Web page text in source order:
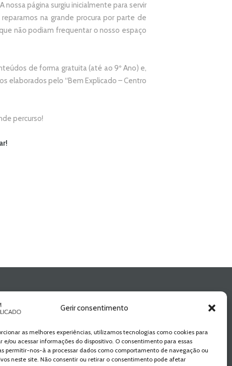
Gerir consentimento
as melhores experiências, utilizamos tecnologias como cookies para
e/ou acessar informações do dispositivo. O consentimento para essas
permitir-nos-à a processar dados como comportamento de navegação ou
neste site. Não consentir ou retirar o consentimento pode afetar
página surgiu inicialmente para servir
na grande procura por parte de
não podiam frequentar o nosso espaço
de forma gratuita (até ao 9º Ano) e,
elaborados pelo “Bem Explicado – Centro
percurso!